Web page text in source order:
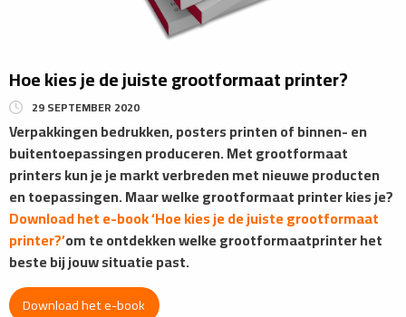
Hoe kies je de juiste grootformaat printer?
29 SEPTEMBER 2020
Verpakkingen bedrukken, posters printen of binnen- en
buitentoepassingen produceren. Met grootformaat
printers kun je je markt verbreden met nieuwe producten
en toepassingen. Maar welke grootformaat printer kies je?
Download het e-book ‘Hoe kies je de juiste grootformaat
printer?’om te ontdekken welke grootformaatprinter het
beste bij jouw situatie past.
Download het e-book